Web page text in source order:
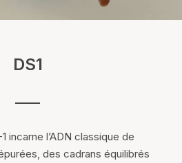
DS1
incarne l’ADN classique de
des cadrans équilibrés